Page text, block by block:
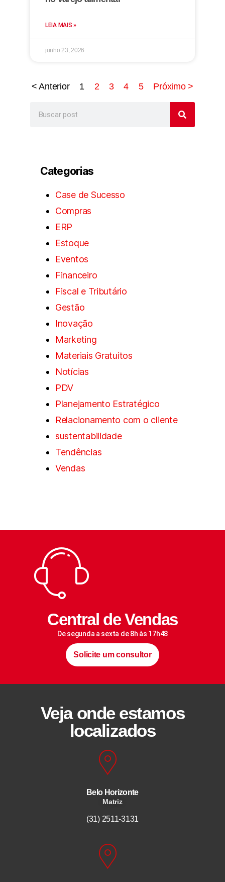
LEIA MAIS »
junho 23, 2026
< Anterior 1 2 3 4 5 Próximo >
Categorias
Case de Sucesso
Compras
ERP
Estoque
Eventos
Financeiro
Fiscal e Tributário
Gestão
Inovação
Marketing
Materiais Gratuitos
Notícias
PDV
Planejamento Estratégico
Relacionamento com o cliente
sustentabilidade
Tendências
Vendas
Central de Vendas
De segunda a sexta de 8h às 17h48
Solicite um consultor
Veja onde estamos
localizados
Belo Horizonte
Matriz
(31) 2511-3131